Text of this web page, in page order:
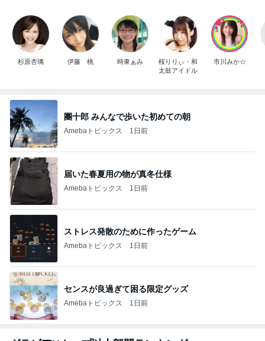
杉原杏璃 伊藤 桃 時東ぁみ
桜りりぃ・和
太鼓アイドル
市川みか☆
團十郎 みんなで歩いた初めての朝
Amebaトピックス 1日前
届いた春夏用の物が真冬仕様
Amebaトピックス 1日前
ストレス発散のために作ったゲーム
Amebaトピックス 1日前
センスが良過ぎて困る限定グッズ
Amebaトピックス 1日前